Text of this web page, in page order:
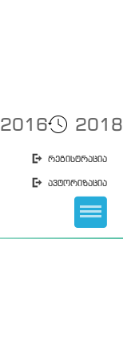
2016 2018
რეგისტრაცია
ავტორიზაცია